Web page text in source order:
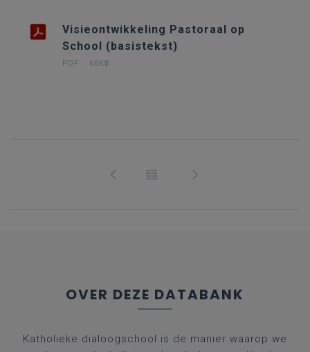
Visieontwikkeling Pastoraal op
School (basistekst)
PDF 66KB
OVER DEZE DATABANK
Katholieke dialoogschool is de manier waarop we